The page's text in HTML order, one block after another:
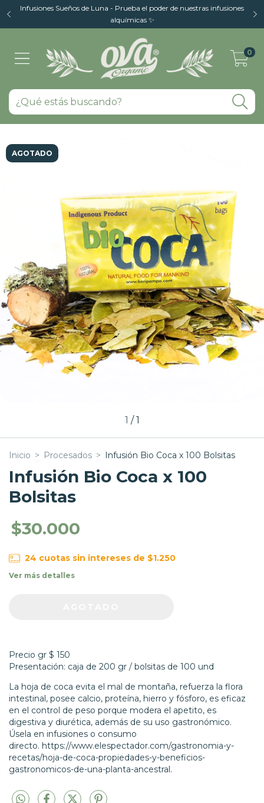
Infusiones Sueños de Luna - Prueba el poder de nuestras infusiones
alquímicas ✨
0
AGOTADO
1 /1
Inicio > Procesados > Infusión Bio Coca x 100 Bolsitas
Infusión Bio Coca x 100
Bolsitas
$30.000
24 cuotas sin intereses de $1.250
Ver más detalles
Precio gr $ 150
Presentación: caja de 200 gr / bolsitas de 100 und
La hoja de coca evita el mal de montaña, refuerza la flora
intestinal, posee calcio, proteína, hierro y fósforo, es eficaz
en el control de peso porque modera el apetito, es
digestiva y diurética, además de su uso gastronómico.
Úsela en infusiones o consumo
directo. https://www.elespectador.com/gastronomia-y-
recetas/hoja-de-coca-propiedades-y-beneficios-
gastronomicos-de-una-planta-ancestral.